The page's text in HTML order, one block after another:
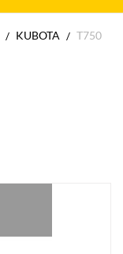
KUBOTA T750